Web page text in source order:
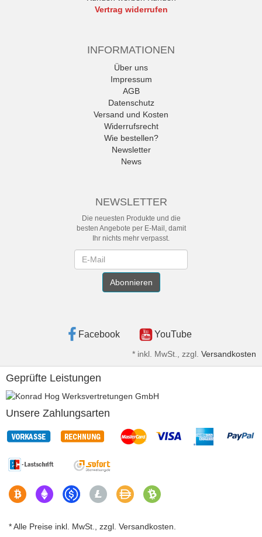
Vertrag widerrufen
INFORMATIONEN
Über uns
Impressum
AGB
Datenschutz
Versand und Kosten
Widerrufsrecht
Wie bestellen?
Newsletter
News
NEWSLETTER
Die neuesten Produkte und die
besten Angebote per E-Mail, damit
Ihr nichts mehr verpasst.
Abonnieren
Facebook YouTube
* inkl. MwSt., zzgl. Versandkosten
Geprüfte Leistungen
Unsere Zahlungsarten
* Alle Preise inkl. MwSt., zzgl. Versandkosten.